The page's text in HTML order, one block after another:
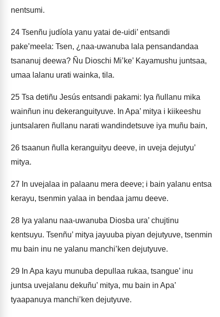
nentsumi.
24 Tsenñu judíola yanu yatai de-uidi’ entsandi
pake’meela: Tsen, ¿naa-uwanuba lala pensandandaa
tsananuj deewa? Ñu Dioschi Mi’ke’ Kayamushu juntsaa,
umaa lalanu urati wainka, tila.
25 Tsa detiñu Jesús entsandi pakami: Iya ñullanu mika
wainñun inu dekeranguityuve. In Apa’ mitya i kiikeeshu
juntsalaren ñullanu narati wandindetsuve iya muñu bain,
26 tsaanun ñulla keranguityu deeve, in uveja dejutyu’
mitya.
27 In uvejalaa in palaanu mera deeve; i bain yalanu entsa
kerayu, tsenmin yalaa in bendaa jamu deeve.
28 Iya yalanu naa-uwanuba Diosba ura’ chujtinu
kentsuyu. Tsenñu’ mitya jayuuba piyan dejutyuve, tsenmin
mu bain inu ne yalanu manchi’ken dejutyuve.
29 In Apa kayu munuba depullaa rukaa, tsangue’ inu
juntsa uvejalanu dekuñu’ mitya, mu bain in Apa’
tyaapanuya manchi’ken dejutyuve.